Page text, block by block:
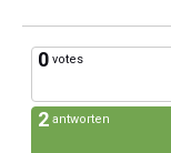
0 votes
2 antworten